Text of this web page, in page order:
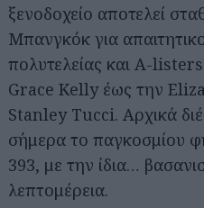
ξενοδοχείο αποτελεί
Μπανγκόκ για
πολυτελείας και Α-
Grace Kelly έως την
Stanley Tucci. Αρχικά
σήμερα το παγκοσμίου
393, με την ίδια…
λεπτομέρεια.